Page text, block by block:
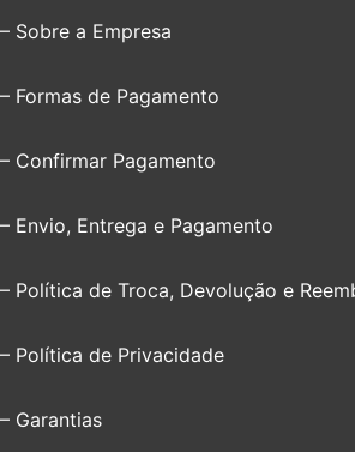
– Sobre a Empresa
– Formas de Pagamento
– Confirmar Pagamento
– Envio, Entrega e Pagamento
– Política de Troca, Devolução e
– Política de Privacidade
– Garantias